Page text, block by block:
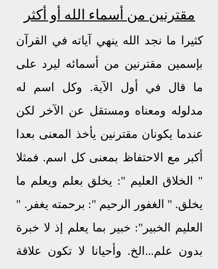
مقترنين من أسماء الله أو أكثر
كثيرا ما نجد الله ينهي آياته في القرآن
بإسمين مقترنين من أسمائه ليرد على
ما قال في أول الآية. وكل اسم له
مدلوله ومعناه ومستقل عن الآخر لكن
عندما يكونان مقترنين يأخذ المعنى بعدا
أكبر مع الاحتفاظ بمعنى كل اسم. فمثلا
" الخلاق العليم ": يخلق بعلم ويعلم ما
يخلق. " الغفور الرحيم ": برحمته يغفر .
"
العليم الخبير": خبير بما يعلم إذ لا خبرة
بدون علم... الخ. وأحيانا لا تكون علاقة